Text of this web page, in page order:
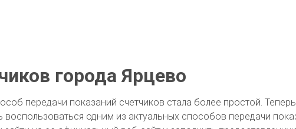
города Ярцево
передачи показаний счетчиков стала более простой.
одним из актуальных способов передачи